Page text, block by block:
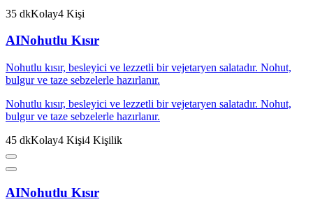
35 dkKolay4 Kişi
AINohutlu Kısır
Nohutlu kısır, besleyici ve lezzetli bir vejetaryen salatadır. Nohut,
bulgur ve taze sebzelerle hazırlanır.
Nohutlu kısır, besleyici ve lezzetli bir vejetaryen salatadır. Nohut,
bulgur ve taze sebzelerle hazırlanır.
45 dkKolay4 Kişi4 Kişilik
AINohutlu Kısır